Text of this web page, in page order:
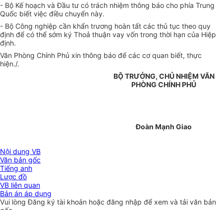
- Bộ Kế hoạch và Đầu tư có trách nhiệm thông báo cho phía Trung
Quốc biết việc điều chuyển này.
- Bộ Công nghiệp cần khẩn trương hoàn tất các thủ tục theo quy
định để có thể sớm ký Thoả thuận vay vốn trong thời hạn của Hiệp
định.
Văn Phòng Chính Phủ xin thông báo để các cơ quan biết, thực
hiện./.
BỘ TRƯỞNG, CHỦ NHIỆM VĂN
PHÒNG CHÍNH PHỦ
Đoàn Mạnh Giao
Nội dung VB
Văn bản gốc
Tiếng anh
Lược đồ
VB liên quan
Bản án áp dụng
Vui lòngĐăng ký tài khoản hoặc đăng nhập để xem và tải văn bản